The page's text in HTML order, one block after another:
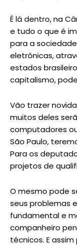
É lá dentro, na
e tudo o que é
para a
eletrônicas,
estados
capitalismo,
Vão trazer
muitos deles
computadores
São Paulo,
Para os
projetos de
O mesmo pode
seus problemas
fundamental e
companheiro
técnicos. E